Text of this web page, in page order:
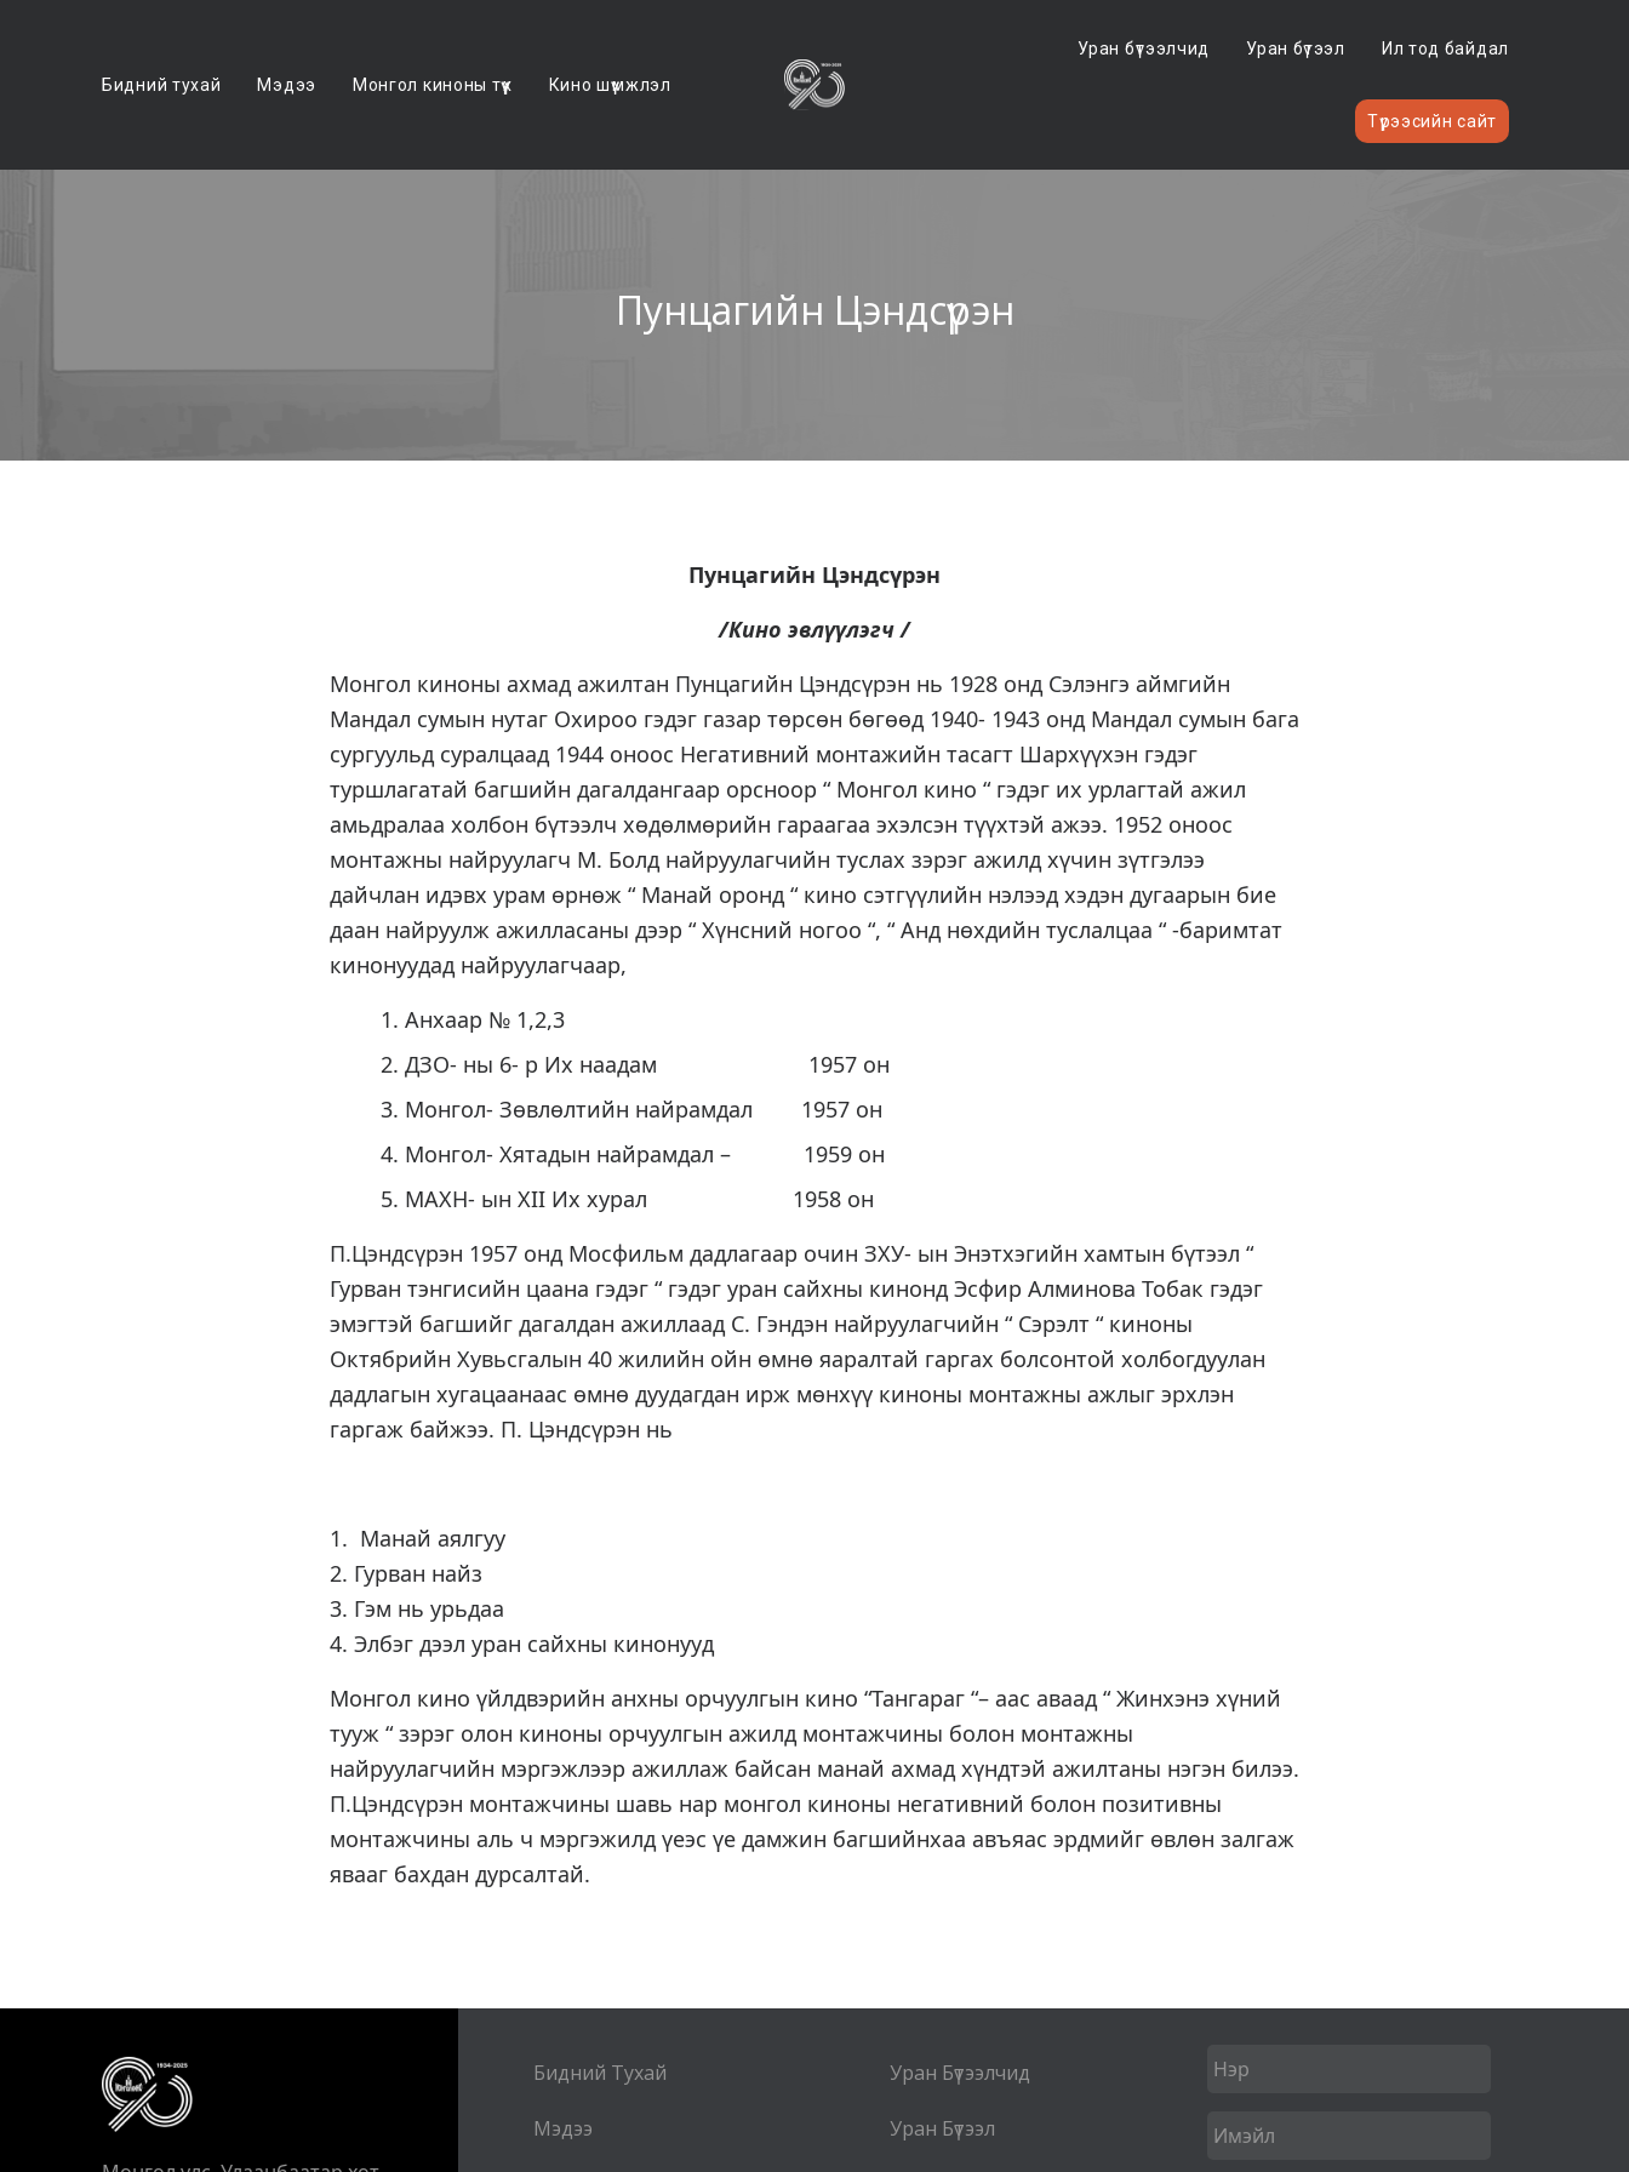
Бидний тухай Мэдээ Монгол киноны түүх Кино шүүмжлэл
Уран бүтээлчид Уран бүтээл Ил тод байдал
Түрээсийн сайт
Пунцагийн Цэндсүрэн
Пунцагийн Цэндсүрэн
/Кино эвлүүлэгч /
Монгол киноны ахмад ажилтан Пунцагийн Цэндсүрэн нь 1928 онд Сэлэнгэ аймгийн
Мандал сумын нутаг Охироо гэдэг газар төрсөн бөгөөд 1940- 1943 онд Мандал сумын бага
сургуульд суралцаад 1944 оноос Негативний монтажийн тасагт Шархүүхэн гэдэг
туршлагатай багшийн дагалдангаар орсноор “ Монгол кино “ гэдэг их урлагтай ажил
амьдралаа холбон бүтээлч хөдөлмөрийн гараагаа эхэлсэн түүхтэй ажээ. 1952 оноос
монтажны найруулагч М. Болд найруулагчийн туслах зэрэг ажилд хүчин зүтгэлээ
дайчлан идэвх урам өрнөж “ Манай оронд “ кино сэтгүүлийн нэлээд хэдэн дугаарын бие
даан найруулж ажилласаны дээр “ Хүнсний ногоо “, “ Анд нөхдийн туслалцаа “ -баримтат
кинонуудад найруулагчаар,
Анхаар № 1,2,3
ДЗО- ны 6- р Их наадам 1957 он
Монгол- Зөвлөлтийн найрамдал 1957 он
Монгол- Хятадын найрамдал – 1959 он
МАХН- ын XII Их хурал 1958 он
П.Цэндсүрэн 1957 онд Мосфильм дадлагаар очин ЗХУ- ын Энэтхэгийн хамтын бүтээл “
Гурван тэнгисийн цаана гэдэг “ гэдэг уран сайхны кинонд Эсфир Алминова Тобак гэдэг
эмэгтэй багшийг дагалдан ажиллаад С. Гэндэн найруулагчийн “ Сэрэлт “ киноны
Октябрийн Хувьсгалын 40 жилийн ойн өмнө яаралтай гаргах болсонтой холбогдуулан
дадлагын хугацаанаас өмнө дуудагдан ирж мөнхүү киноны монтажны ажлыг эрхлэн
гаргаж байжээ. П. Цэндсүрэн нь
1. Манай аялгуу
2. Гурван найз
3. Гэм нь урьдаа
4. Элбэг дээл уран сайхны кинонууд
Монгол кино үйлдвэрийн анхны орчуулгын кино “Тангараг “– аас аваад “ Жинхэнэ хүний
тууж “ зэрэг олон киноны орчуулгын ажилд монтажчины болон монтажны
найруулагчийн мэргэжлээр ажиллаж байсан манай ахмад хүндтэй ажилтаны нэгэн билээ.
П.Цэндсүрэн монтажчины шавь нар монгол киноны негативний болон позитивны
монтажчины аль ч мэргэжилд үеэс үе дамжин багшийнхаа авъяас эрдмийг өвлөн залгаж
явааг бахдан дурсалтай.
Бидний Тухай
Мэдээ
Уран Бүтээлчид
Уран Бүтээл